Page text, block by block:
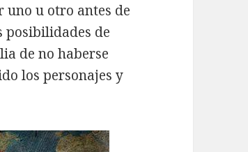
uno u otro antes de
posibilidades de
de no haberse
los personajes y